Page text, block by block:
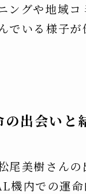
ングや地域コ
でいる様子が
出会いと
尾美樹さんの
機内での運